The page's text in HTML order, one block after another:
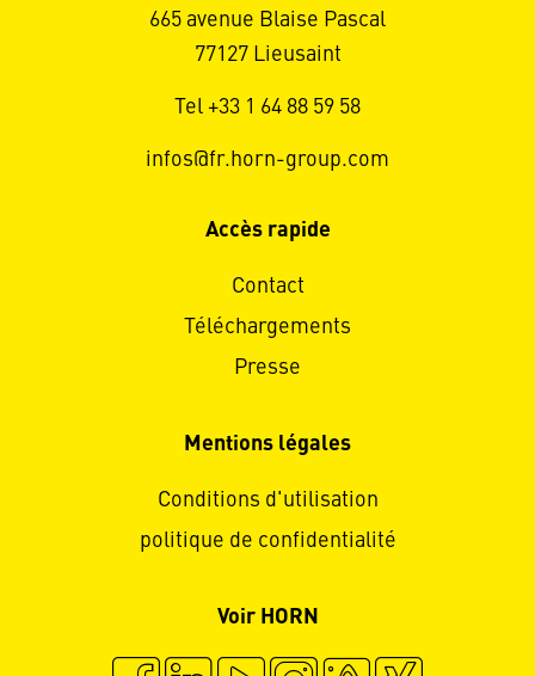
665 avenue Blaise Pascal
77127 Lieusaint
Tel +33 1 64 88 59 58
infos@fr.horn-group.com
Accès rapide
Contact
Téléchargements
Presse
Mentions légales
Conditions d'utilisation
politique de confidentialité
Voir HORN